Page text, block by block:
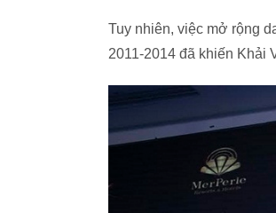
Tuy nhiên, việc mở rộng
2011-2014 đã khiến Khải